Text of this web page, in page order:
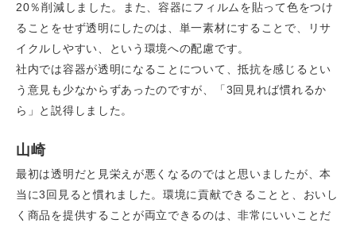
20％削減しました。また、容器にフィルムを貼って色をつけ
ることをせず透明にしたのは、単一素材にすることで、リサ
イクルしやすい、という環境への配慮です。
社内では容器が透明になることについて、抵抗を感じるとい
う意見も少なからずあったのですが、「3回見れば慣れるか
ら」と説得しました。
山崎
最初は透明だと見栄えが悪くなるのではと思いましたが、本
当に3回見ると慣れました。環境に貢献できることと、おいし
く商品を提供することが両立できるのは、非常にいいことだ